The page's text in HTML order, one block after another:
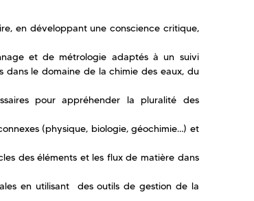
en développant une conscience critique,
et de métrologie adaptés à un suivi
le domaine de la chimie des eaux, du
pour appréhender la pluralité des
(physique, biologie, géochimie…) et
des éléments et les flux de matière dans
en utilisant des outils de gestion de la